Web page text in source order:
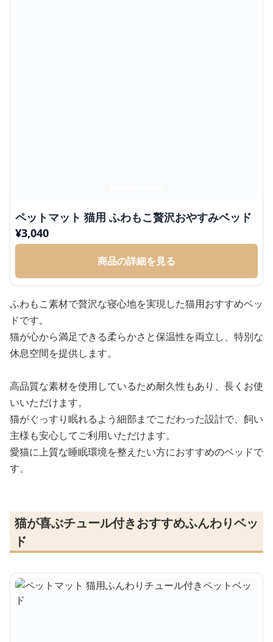
ペットマット 猫用 ふわもこ贅沢おやすみベッド
¥3,040
商品の詳細を見る
ふわもこ素材で贅沢な寝心地を実現した猫用おすすめベッ
ドです。
猫が心から満足できる柔らかさと保温性を両立し、特別な
休息空間を提供します。
高品質な素材を使用しているため耐久性もあり、長くお使
いいただけます。
猫がぐっすり眠れるよう細部までこだわった設計で、飼い
主様も安心してご利用いただけます。
愛猫に上質な睡眠環境を整えたい方におすすめのベッドで
す。
猫が喜ぶチュール付きおすすめふんわりベッ
ド